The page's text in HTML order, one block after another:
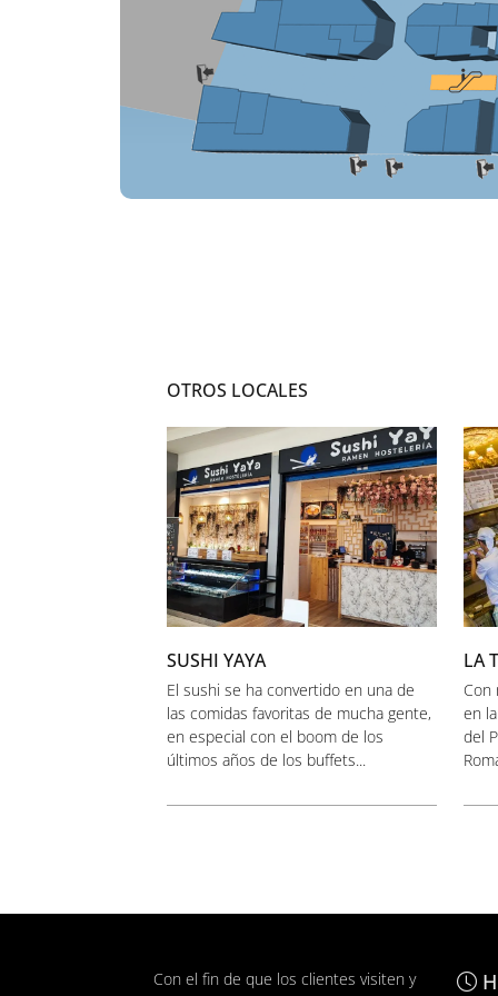
OTROS LOCALES
SUSHI YAYA
El sushi se ha convertido en una de
las comidas favoritas de mucha gente,
en especial con el boom de los
últimos años de los buffets...
LA
Con
en
del
Con el fin de que los clientes visiten y